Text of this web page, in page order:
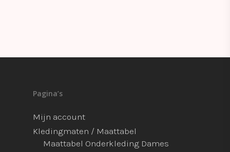
Pagina’s
Mijn account
Kledingmaten / Maattabel
Maattabel Onderkleding Dames